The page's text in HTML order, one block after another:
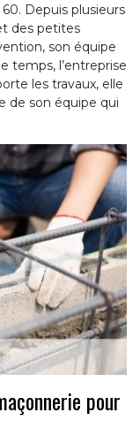
Depuis plusieurs
des petites
son équipe
temps, l’entreprise
les travaux, elle
de son équipe qui
pour